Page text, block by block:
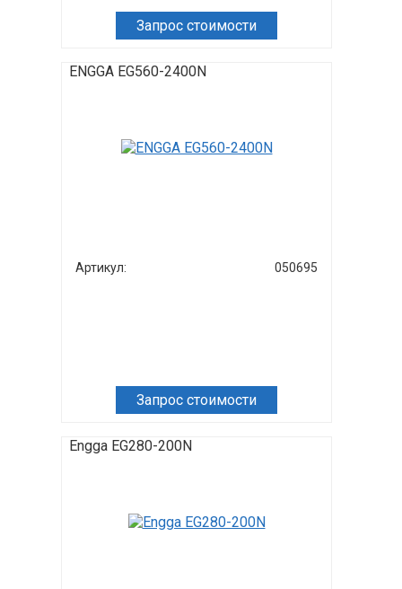
Запрос стоимости
ENGGA EG560-2400N
Артикул: 050695
Запрос стоимости
Engga EG280-200N